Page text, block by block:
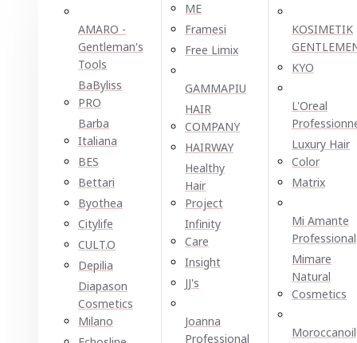
AMARO -
Gentleman's
Tools
BaByliss
PRO
Barba
Italiana
BES
Bettari
Byothea
Citylife
CULT.O
Depilia
Diapason
Cosmetics
Milano
ME
Framesi
Free Limix
GAMMAPIU
HAIR
COMPANY
HAIRWAY
Healthy
Hair
Project
Infinity
Care
Insight
JJ's
Joanna
Professional
KOSIMETIK
KYO
L'Oreal
Luxury Hair
Color
Matrix
Mi Amante
Professional
Mimare
Natural
Cosmetics
Moroccanoil